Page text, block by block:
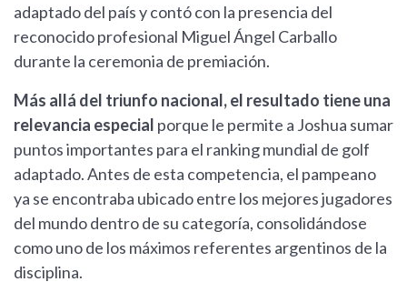
adaptado del país y contó con la presencia del
reconocido profesional Miguel Ángel Carballo
durante la ceremonia de premiación.
Más allá del triunfo nacional, el resultado tiene una
relevancia especial porque le permite a Joshua sumar
puntos importantes para el ranking mundial de golf
adaptado. Antes de esta competencia, el pampeano
ya se encontraba ubicado entre los mejores jugadores
del mundo dentro de su categoría, consolidándose
como uno de los máximos referentes argentinos de la
disciplina.